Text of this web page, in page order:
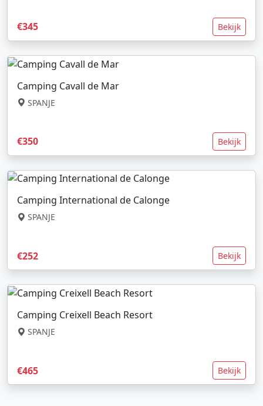
€345 Bekijk
Camping Cavall de Mar
SPANJE
€350 Bekijk
Camping International de Calonge
SPANJE
€252 Bekijk
Camping Creixell Beach Resort
SPANJE
€465 Bekijk